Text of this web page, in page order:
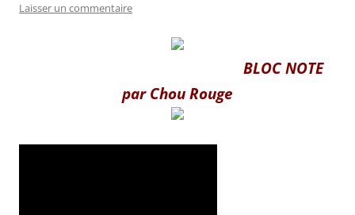
Laisser un commentaire
BLOC NOTE
par Chou Rouge